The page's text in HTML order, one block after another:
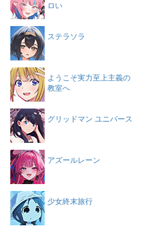
ロい
ステラソラ
ようこそ実力至上主義の
教室へ
グリッドマン ユニバース
アズールレーン
少女終末旅行